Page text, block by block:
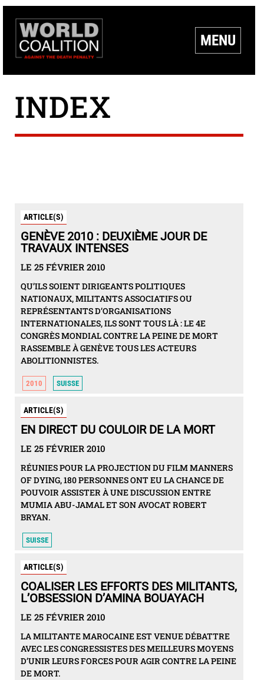
MENU
INDEX
ARTICLE(S)
GENÈVE 2010 : DEUXIÈME JOUR DE
TRAVAUX INTENSES
LE 25 FÉVRIER 2010
QU’ILS SOIENT DIRIGEANTS POLITIQUES
NATIONAUX, MILITANTS ASSOCIATIFS OU
REPRÉSENTANTS D’ORGANISATIONS
INTERNATIONALES, ILS SONT TOUS LÀ : LE 4E
CONGRÈS MONDIAL CONTRE LA PEINE DE MORT
RASSEMBLE À GENÈVE TOUS LES ACTEURS
ABOLITIONNISTES.
2010 SUISSE
ARTICLE(S)
EN DIRECT DU COULOIR DE LA MORT
LE 25 FÉVRIER 2010
RÉUNIES POUR LA PROJECTION DU FILM MANNERS
OF DYING, 180 PERSONNES ONT EU LA CHANCE DE
POUVOIR ASSISTER À UNE DISCUSSION ENTRE
MUMIA ABU-JAMAL ET SON AVOCAT ROBERT
BRYAN.
SUISSE
ARTICLE(S)
COALISER LES EFFORTS DES MILITANTS,
L’OBSESSION D’AMINA BOUAYACH
LE 25 FÉVRIER 2010
LA MILITANTE MAROCAINE EST VENUE DÉBATTRE
AVEC LES CONGRESSISTES DES MEILLEURS MOYENS
D’UNIR LEURS FORCES POUR AGIR CONTRE LA PEINE
DE MORT.